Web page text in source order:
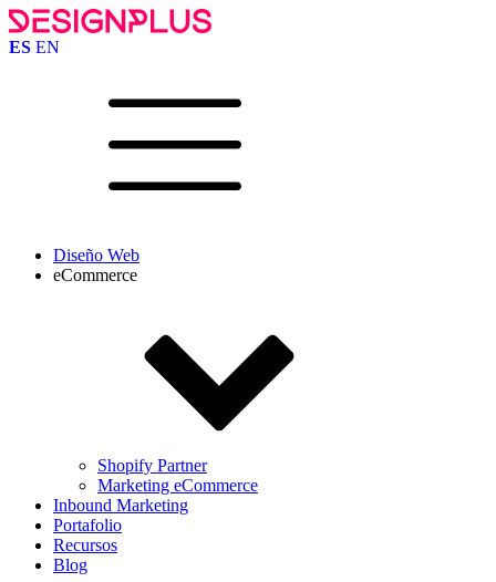
ES EN
Diseño Web
eCommerce
Shopify Partner
Marketing eCommerce
Inbound Marketing
Portafolio
Recursos
Blog